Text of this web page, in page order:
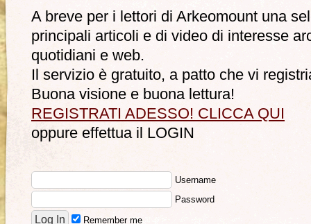
A breve per i lettori di Arkeomount una
principali articoli e di video di interesse
quotidiani e web.
Il servizio è gratuito, a patto che vi
Buona visione e buona lettura!
REGISTRATI ADESSO! CLICCA QUI
oppure effettua il LOGIN
Username
Password
Remember me